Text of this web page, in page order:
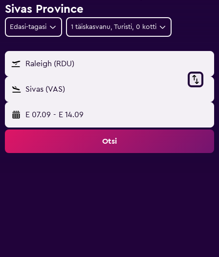
Sivas Province
Edasi-tagasi 1 täiskasvanu, Turisti, 0 kotti
Raleigh (RDU)
Sivas (VAS)
E 07.09 - E 14.09
Otsi